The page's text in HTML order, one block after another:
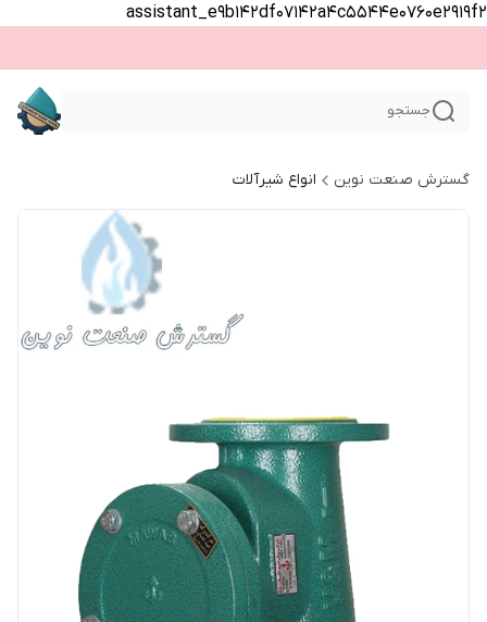
assistant_e9b142df07142a4c5544e0760e2919f2
جستجو
گسترش صنعت نوین انواع شیرآلات